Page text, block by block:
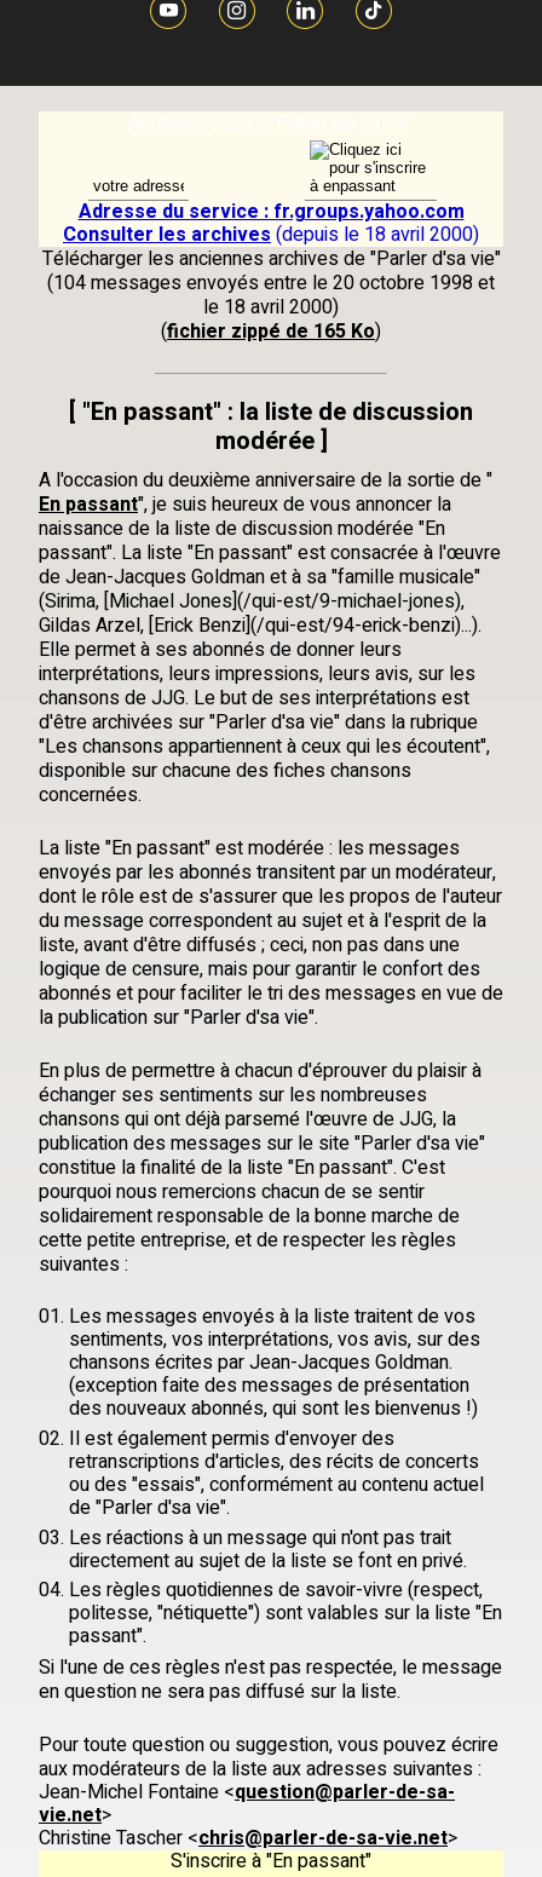
: indiquez si dessous votre e-mail, cliquez sur le
Adresse du service : fr.groups.yahoo.com
Consulter les archives(depuis le 18 avril 2000)
Télécharger les anciennes archives de "Parler d'sa vie"
(104 messages envoyés entre le 20 octobre 1998 et
le 18 avril 2000)
(fichier zippé de 165 Ko)
[ "En passant" : la liste de discussion
modérée]
A l'occasion du deuxième anniversaire de la sortie de "
En passant", je suis heureux de vous annoncer la
naissance de la liste de discussion modérée "En
passant". La liste "En passant" est consacrée à l'œuvre
de Jean-Jacques Goldman et à sa "famille musicale"
(Sirima, [Michael Jones](/qui-est/9-michael-jones),
Gildas Arzel, [Erick Benzi](/qui-est/94-erick-benzi)...).
Elle permet à ses abonnés de donner leurs
interprétations, leurs impressions, leurs avis, sur les
chansons de JJG. Le but de ses interprétations est
d'être archivées sur "Parler d'sa vie" dans la rubrique
"Les chansons appartiennent à ceux qui les écoutent",
disponible sur chacune des fiches chansons
concernées.
La liste "En passant" est modérée : les messages
envoyés par les abonnés transitent par un modérateur,
dont le rôle est de s'assurer que les propos de l'auteur
du message correspondent au sujet et à l'esprit de la
liste, avant d'être diffusés ; ceci, non pas dans une
logique de censure, mais pour garantir le confort des
abonnés et pour faciliter le tri des messages en vue de
la publication sur "Parler d'sa vie".
En plus de permettre à chacun d'éprouver du plaisir à
échanger ses sentiments sur les nombreuses
chansons qui ont déjà parsemé l'œuvre de JJG, la
publication des messages sur le site "Parler d'sa vie"
constitue la finalité de la liste "En passant". C'est
pourquoi nous remercions chacun de se sentir
solidairement responsable de la bonne marche de
cette petite entreprise, et de respecter les règles
suivantes :
Les messages envoyés à la liste traitent de vos
sentiments, vos interprétations, vos avis, sur des
chansons écrites par Jean-Jacques Goldman.
(exception faite des messages de présentation
des nouveaux abonnés, qui sont les bienvenus !)
Il est également permis d'envoyer des
retranscriptions d'articles, des récits de concerts
ou des "essais", conformément au contenu actuel
de "Parler d'sa vie".
Les réactions à un message qui n'ont pas trait
directement au sujet de la liste se font en privé.
Les règles quotidiennes de savoir-vivre (respect,
politesse, "nétiquette") sont valables sur la liste "En
passant".
Si l'une de ces règles n'est pas respectée, le message
en question ne sera pas diffusé sur la liste.
Pour toute question ou suggestion, vous pouvez écrire
aux modérateurs de la liste aux adresses suivantes :
Jean-Michel Fontaine <question@parler-de-sa-
vie.net>
Christine Tascher <chris@parler-de-sa-vie.net>
S'inscrire à "En passant"